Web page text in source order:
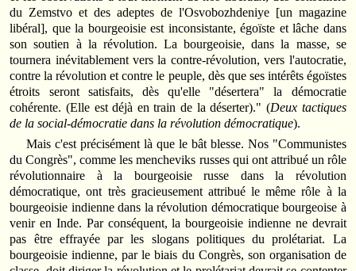
du Zemstvo et des adeptes de l'Osvobozhdeniye [un magazine
libéral], que la bourgeoisie est inconsistante, égoïste et lâche dans
son soutien à la révolution. La bourgeoisie, dans la masse, se
tournera inévitablement vers la contre-révolution, vers l'autocratie,
contre la révolution et contre le peuple, dès que ses intérêts égoïstes
étroits seront satisfaits, dès qu'elle "désertera" la démocratie
cohérente. (Elle est déjà en train de la déserter)." (Deux tactiques
de la social-démocratie dans la révolution démocratique).
Mais c'est précisément là que le bât blesse. Nos "Communistes
du Congrès", comme les mencheviks russes qui ont attribué un rôle
révolutionnaire à la bourgeoisie russe dans la révolution
démocratique, ont très gracieusement attribué le même rôle à la
bourgeoisie indienne dans la révolution démocratique bourgeoise à
venir en Inde. Par conséquent, la bourgeoisie indienne ne devrait
pas être effrayée par les slogans politiques du prolétariat. La
bourgeoisie indienne, par le biais du Congrès, son organisation de